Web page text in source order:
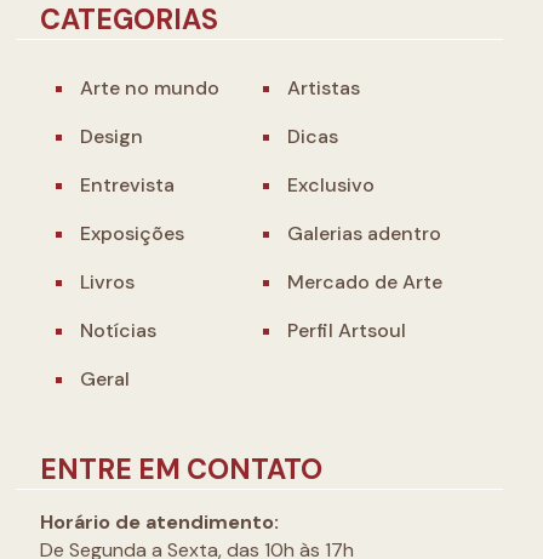
CATEGORIAS
Arte no mundo
Artistas
Design
Dicas
Entrevista
Exclusivo
Exposições
Galerias adentro
Livros
Mercado de Arte
Notícias
Perfil Artsoul
Geral
ENTRE EM CONTATO
Horário de atendimento:
De Segunda a Sexta, das 10h às 17h